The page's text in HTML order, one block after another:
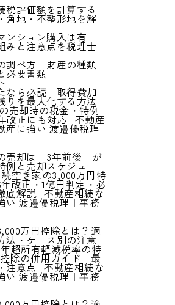
税評価額を計算する
角地・不整形地を解
ンション購入は有
みと注意点を税理士
調べ方｜財産の種類
必要書類
なら必読｜取得費加
りを最大化する方法
売却時の税金・特例
改正にも対応 | 不動産
産に強い 渡邉優税理
売却は「3年前後」が
例と売却スケジュー
空き家の3,000万円特
改正・1億円判定・必
底解説 | 不動産相続な
い 渡邉優税理士事務
万円控除とは？適
法・ケース別の注意
年超所有軽減税率の特
除の併用ガイド｜最
注意点 | 不動産相続な
い 渡邉優税理士事務